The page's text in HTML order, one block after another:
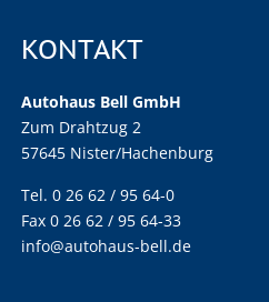
KONTAKT
Autohaus Bell GmbH
Zum Drahtzug 2
57645 Nister/Hachenburg
Tel. 0 26 62 / 95 64-0
Fax 0 26 62 / 95 64-33
info@autohaus-bell.de